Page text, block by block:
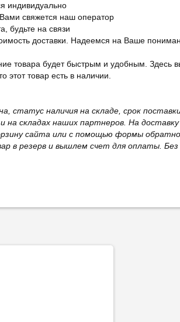
индивидуально
свяжется наш оператор
будьте на связи
доставки. Надеемся на Ваше
товара будет быстрым и удобным. Здесь
этот товар есть в наличии.
статус наличия на складе, срок
складах наших партнеров. На
сайта или с помощью формы
в резерв и вышлем счет для оплаты.